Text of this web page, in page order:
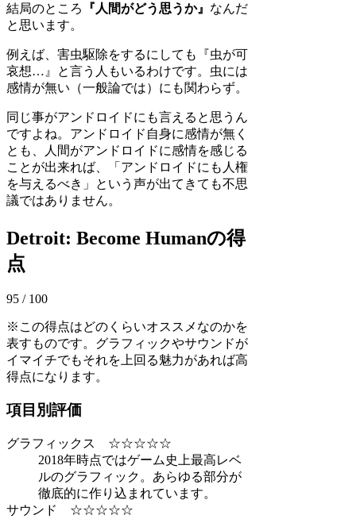
結局のところ 『人間がどう思うか』 なんだ
と思います。
例えば、害虫駆除をするにしても『虫が可
哀想…』と言う人もいるわけです。虫には
感情が無い（一般論では）にも関わらず。
同じ事がアンドロイドにも言えると思うん
ですよね。アンドロイド自身に感情が無く
とも、人間がアンドロイドに感情を感じる
ことが出来れば、「アンドロイドにも人権
を与えるべき」という声が出てきても不思
議ではありません。
Detroit: Become Humanの得
点
95 / 100
※この得点はどのくらいオススメなのかを
表すものです。グラフィックやサウンドが
イマイチでもそれを上回る魅力があれば高
得点になります。
項目別評価
グラフィックス ☆☆☆☆☆
2018年時点ではゲーム史上最高レベ
ルのグラフィック。あらゆる部分が
徹底的に作り込まれています。
サウンド ☆☆☆☆☆